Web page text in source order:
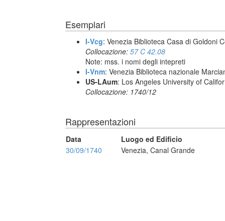
Esemplari
I-Vcg: Venezia Biblioteca Casa di Goldoni
Collocazione: 57 C 42.08
Note: mss. i nomi degli intepreti
I-Vnm: Venezia Biblioteca nazionale
US-LAum: Los Angeles University of
Collocazione: 1740/12
Rappresentazioni
Data
Luogo ed Edificio
30/09/1740
Venezia, Canal Grande